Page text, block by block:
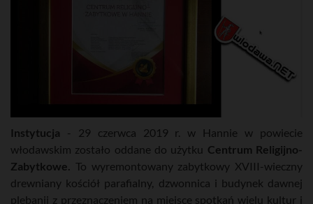
Instytucja - 29 czerwca 2019 r. w Hannie w powiecie
włodawskim zostało oddane do użytku Centrum Religijno-
Zabytkowe.
To wyremontowany zabytkowy XVIII-wieczny
drewniany kościół parafialny, dzwonnica i budynek dawnej
plebanii z przeznaczeniem na miejsce spotkań wielu kultur i